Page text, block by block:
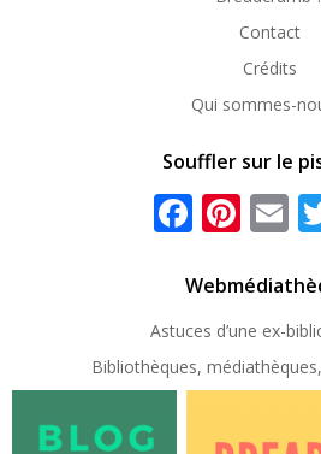
Contact
Crédits
Qui sommes-
Souffler sur le
Astuces d’une ex-
Bibliothèques,